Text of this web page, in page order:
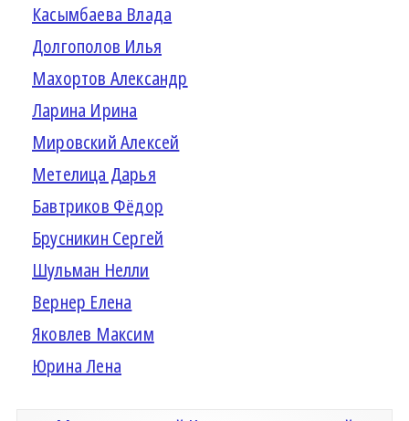
Касымбаева Влада
Долгополов Илья
Махортов Александр
Ларина Ирина
Мировский Алексей
Метелица Дарья
Бавтриков Фёдор
Брусникин Сергей
Шульман Нелли
Вернер Елена
Яковлев Максим
Юрина Лена